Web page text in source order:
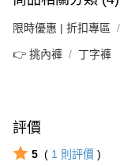
限時優惠 | 折扣專區
👉 挑內褲 丁字褲
評價
5 ( 1 則評價 )